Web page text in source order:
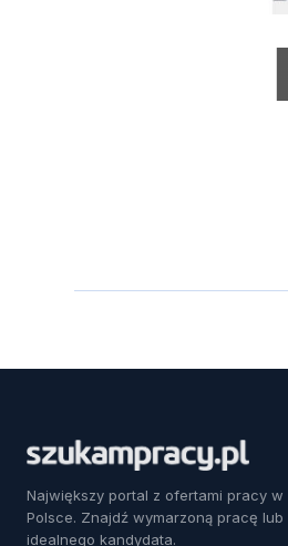
Największy portal z ofertami pracy w
Polsce. Znajdź wymarzoną pracę lub
idealnego kandydata.